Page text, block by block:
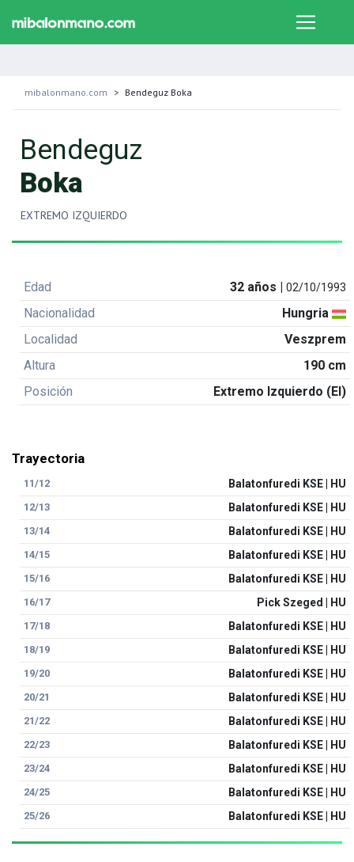
mibalonmano.com Bendeguz Boka
Bendeguz
Boka
EXTREMO IZQUIERDO
Edad 32 años |02/10/1993
Nacionalidad
Hungria
Localidad
Veszprem
Altura
190 cm
Posición
Extremo Izquierdo (EI)
Trayectoria
11/12 Balatonfuredi KSE | HU
12/13 Balatonfuredi KSE | HU
13/14 Balatonfuredi KSE | HU
14/15 Balatonfuredi KSE | HU
15/16 Balatonfuredi KSE | HU
16/17 Pick Szeged | HU
17/18 Balatonfuredi KSE | HU
18/19 Balatonfuredi KSE | HU
19/20 Balatonfuredi KSE | HU
20/21 Balatonfuredi KSE | HU
21/22 Balatonfuredi KSE | HU
22/23 Balatonfuredi KSE | HU
23/24 Balatonfuredi KSE | HU
24/25 Balatonfuredi KSE | HU
25/26 Balatonfuredi KSE | HU